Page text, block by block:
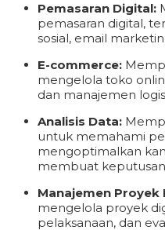
Pemasaran Digital:
pemasaran digital,
sosial, email
E-commerce:
mengelola toko
dan manajemen
Analisis Data:
untuk memahami
mengoptimalkan
membuat
Manajemen Proyek
mengelola proyek
pelaksanaan, dan